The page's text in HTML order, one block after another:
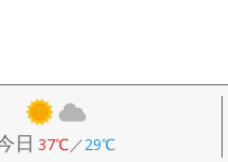
日 37℃／29℃